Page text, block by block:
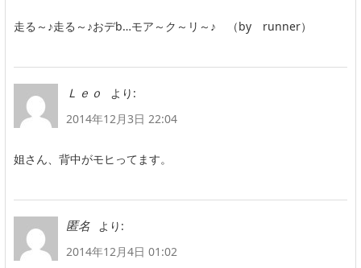
走る～♪走る～♪おデb…モア～ク～リ～♪ （by runner）
Ｌｅｏ
より:
2014年12月3日 22:04
姐さん、背中がモヒってます。
匿名
より:
2014年12月4日 01:02